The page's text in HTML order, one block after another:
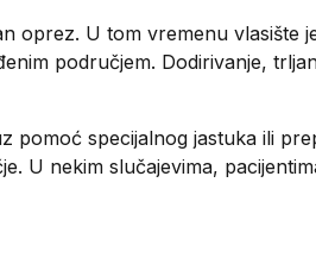
oprez. U tom vremenu vlasište
područjem. Dodirivanje,
pomoć specijalnog jastuka ili
U nekim slučajevima,